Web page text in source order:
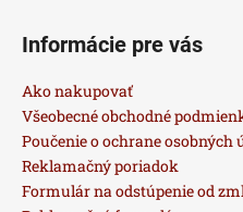
Informácie pre vás
Ako nakupovať
Všeobecné obchodné
Poučenie o ochrane
Reklamačný poriadok
Formulár na odstúpenie od